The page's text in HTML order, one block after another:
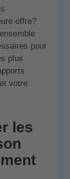
offre?
pour
plus
votre
les